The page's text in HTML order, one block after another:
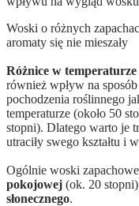
Woski o różnych
aromaty się nie mieszały
Różnice w
również wpływ na
pochodzenia roślinnego
temperaturze (około 50
stopni). Dlatego warto je
utraciły swego kształtu i
Ogólnie woski
pokojowej (ok. 20
słonecznego.